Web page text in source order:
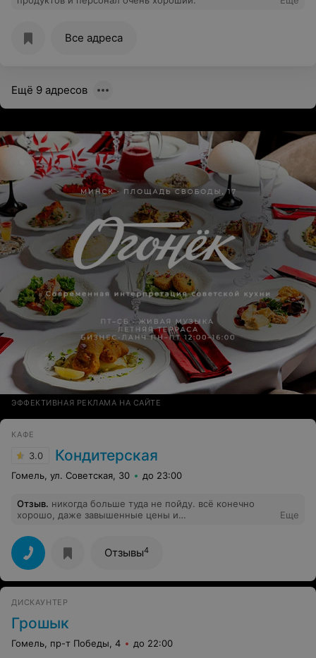
Все адреса
Ещё 9 адресов
ЭФФЕКТИВНАЯ РЕКЛАМА НА САЙТЕ
КАФЕ
3.0 Кондитерская
Гомель, ул. Советская, 30 до 23:00
Отзыв. никогда больше туда не пойду. всё конечно
хорошо, даже завышенные цены и
то, что в этом кафе нет туалета, это уже извините ни в
какие ворота не лезет.
Еще
Отзывы4
ДИСКАУНТЕР
Грошык
Гомель, пр-т Победы, 4 до 22:00